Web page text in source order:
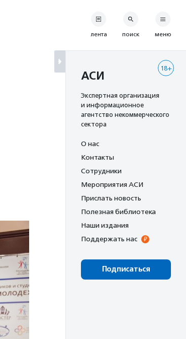
лента поиск меню
18+
АСИ
Экспертная организация
и информационное
агентство некоммерческого
сектора
О нас
Контакты
Сотрудники
Мероприятия АСИ
Прислать новость
Полезная библиотека
Наши издания
Поддержать нас
Подписаться